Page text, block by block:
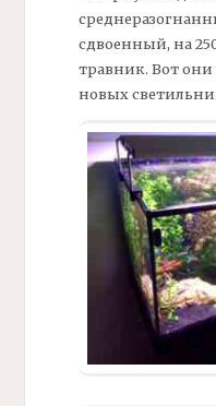
сдвоенный, на
травник. Вот
новых